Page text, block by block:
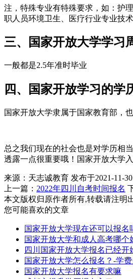
注，特殊专业有特殊要求，如：护
职人员环境卫生、医疗行业专业技
三、国家开放大学学习
一般都是2.5年准时毕业
四、国家开放学习的学
国家开放大学隶属于国家教育部，
总之我们现在的社会也是对学历相
透露一点很重要哦！国家开放大学
来源：天志诚教育 发布于2021-11-
上一篇： 2022年四川自考时间报名
本文版权归原作者所有,转载请注明
您可能喜欢的文章
国家开放大学现在还可以报名
国家开放大学和成人高考哪个
四川国家开放大学报名已经开
国家开放大学怎么报名？-学费
国家开放大学报名有要求嘛